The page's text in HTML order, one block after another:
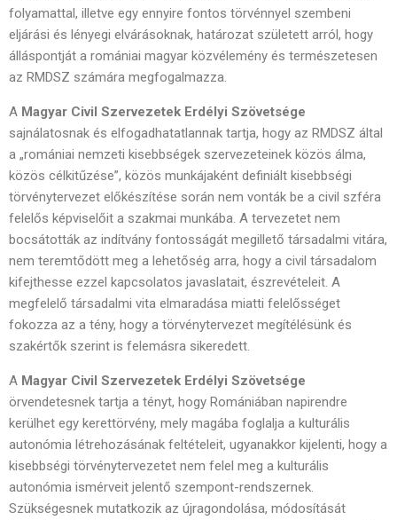
folyamattal, illetve egy ennyire fontos törvénnyel szembeni
eljárási és lényegi elvárásoknak, határozat született arról, hogy
álláspontját a romániai magyar közvélemény és természetesen
az RMDSZ számára megfogalmazza.
A Magyar Civil Szervezetek Erdélyi Szövetsége
sajnálatosnak és elfogadhatatlannak tartja, hogy az RMDSZ által
a „romániai nemzeti kisebbségek szervezeteinek közös álma,
közös célkitűzése”, közös munkájaként definiált kisebbségi
törvénytervezet előkészítése során nem vonták be a civil szféra
felelős képviselőit a szakmai munkába. A tervezetet nem
bocsátották az indítvány fontosságát megillető társadalmi vitára,
nem teremtődött meg a lehetőség arra, hogy a civil társadalom
kifejthesse ezzel kapcsolatos javaslatait, észrevételeit. A
megfelelő társadalmi vita elmaradása miatti felelősséget
fokozza az a tény, hogy a törvénytervezet megítélésünk és
szakértők szerint is felemásra sikeredett.
A Magyar Civil Szervezetek Erdélyi Szövetsége
örvendetesnek tartja a tényt, hogy Romániában napirendre
kerülhet egy kerettörvény, mely magába foglalja a kulturális
autonómia létrehozásának feltételeit, ugyanakkor kijelenti, hogy a
kisebbségi törvénytervezetet nem felel meg a kulturális
autonómia ismérveit jelentő szempont-rendszernek.
Szükségesnek mutatkozik az újragondolása, módosítását